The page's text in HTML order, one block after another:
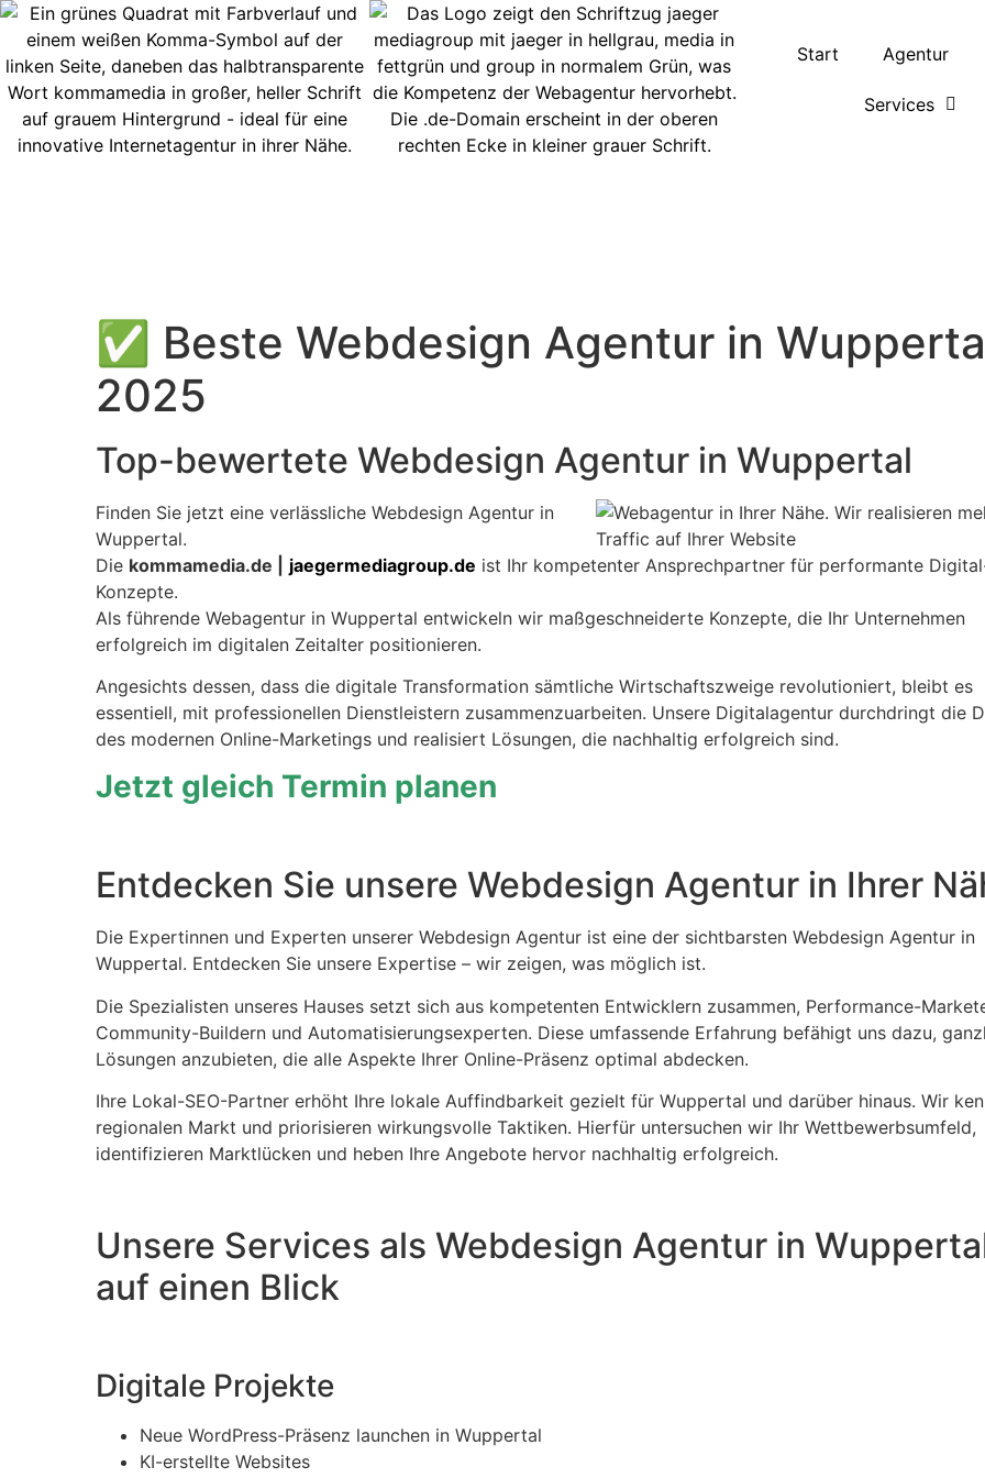
Start Agentur
Services
✅ Beste Webdesign Agentur in
2025
Top-bewertete Webdesign Agentur in Wuppertal
Finden Sie jetzt eine verlässliche Webdesign Agentur in
Wuppertal.
Die kommamedia.de | jaegermediagroup.de ist Ihr kompetenter Ansprechpartner für performante
Konzepte.
Als führende Webagentur in Wuppertal entwickeln wir maßgeschneiderte Konzepte, die Ihr Unternehmen
erfolgreich im digitalen Zeitalter positionieren.
Angesichts dessen, dass die digitale Transformation sämtliche Wirtschaftszweige revolutioniert, bleibt es
essentiell, mit professionellen Dienstleistern zusammenzuarbeiten. Unsere Digitalagentur durchdringt die
des modernen Online-Marketings und realisiert Lösungen, die nachhaltig erfolgreich sind.
Jetzt gleich Termin planen
Entdecken Sie unsere Webdesign Agentur in Ihrer
Die Expertinnen und Experten unserer Webdesign Agentur ist eine der sichtbarsten Webdesign Agentur in
Wuppertal. Entdecken Sie unsere Expertise – wir zeigen, was möglich ist.
Die Spezialisten unseres Hauses setzt sich aus kompetenten Entwicklern zusammen, Performance-
Community-Buildern und Automatisierungsexperten. Diese umfassende Erfahrung befähigt uns dazu,
Lösungen anzubieten, die alle Aspekte Ihrer Online-Präsenz optimal abdecken.
Ihre Lokal-SEO-Partner erhöht Ihre lokale Auffindbarkeit gezielt für Wuppertal und darüber hinaus. Wir
regionalen Markt und priorisieren wirkungsvolle Taktiken. Hierfür untersuchen wir Ihr Wettbewerbsumfeld,
identifizieren Marktlücken und heben Ihre Angebote hervor nachhaltig erfolgreich.
Unsere Services als Webdesign Agentur in
auf einen Blick
Digitale Projekte
Neue WordPress-Präsenz launchen in Wuppertal
KI-erstellte Websites